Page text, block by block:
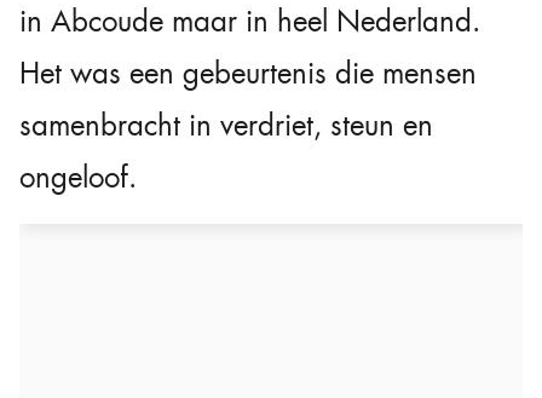
in Abcoude maar in heel Nederland.
Het was een gebeurtenis die mensen
samenbracht in verdriet, steun en
ongeloof.